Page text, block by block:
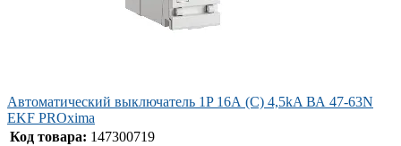
Автоматический выключатель 1P 16А (C) 4,5kA ВА 47-63N
EKF PROxima
Код товара: 147300719